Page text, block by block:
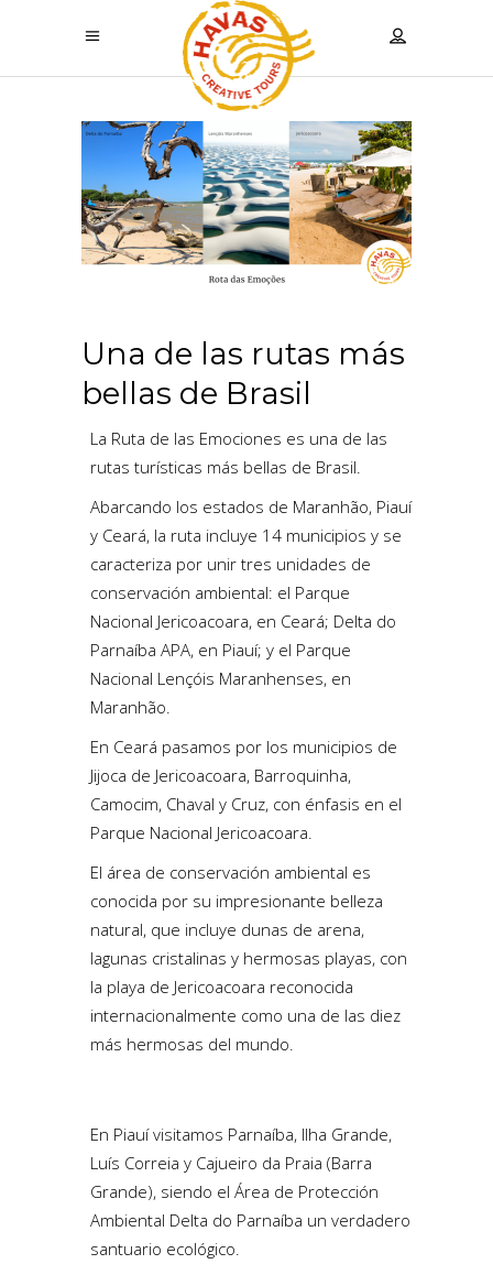
Una de las rutas más
bellas de Brasil
La Ruta de las Emociones es una de las
rutas turísticas más bellas de Brasil.
Abarcando los estados de Maranhão, Piauí
y Ceará, la ruta incluye 14 municipios y se
caracteriza por unir tres unidades de
conservación ambiental: el Parque
Nacional Jericoacoara, en Ceará; Delta do
Parnaíba APA, en Piauí; y el Parque
Nacional Lençóis Maranhenses, en
Maranhão.
En Ceará pasamos por los municipios de
Jijoca de Jericoacoara, Barroquinha,
Camocim, Chaval y Cruz, con énfasis en el
Parque Nacional Jericoacoara.
El área de conservación ambiental es
conocida por su impresionante belleza
natural, que incluye dunas de arena,
lagunas cristalinas y hermosas playas, con
la playa de Jericoacoara reconocida
internacionalmente como una de las diez
más hermosas del mundo.
En Piauí visitamos Parnaíba, Ilha Grande,
Luís Correia y Cajueiro da Praia (Barra
Grande), siendo el Área de Protección
Ambiental Delta do Parnaíba un verdadero
santuario ecológico.